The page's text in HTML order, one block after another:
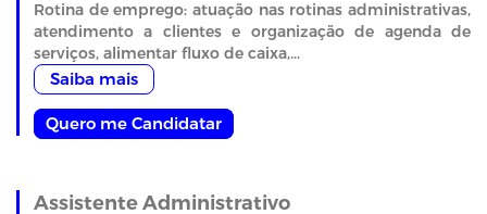
Rotina de emprego: atuação nas rotinas administrativas,
atendimento a clientes e organização de agenda de
serviços, alimentar fluxo de caixa,...
Saiba mais
Quero me Candidatar
Assistente Administrativo